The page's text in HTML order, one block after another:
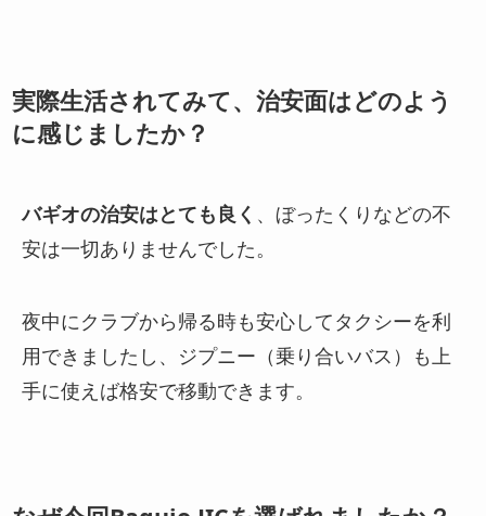
実際生活されてみて、治安面はどのよう
に感じましたか？
バギオの治安はとても良く 、ぼったくりなどの不
安は一切ありませんでした。
夜中にクラブから帰る時も安心してタクシーを利
用できましたし、ジプニー（乗り合いバス）も上
手に使えば格安で移動できます。